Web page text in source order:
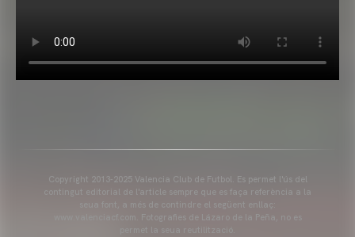
Copyright 2013-2025 Valencia Club de Futbol. Es permet l'ús del
contingut editorial de l'article sempre que es faça referència a la
seua font, a més de contindre el següent enllaç:
www.valenciacf.com. Fotografies de Lázaro de la Peña, no es
permet la seua reutilització.